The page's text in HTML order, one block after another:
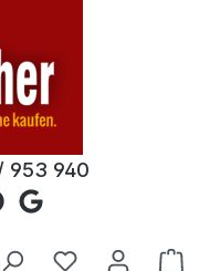
953 940
anzeigen
Du hast 0